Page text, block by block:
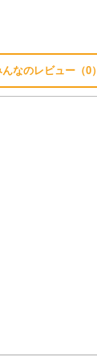
なのレビュー（0）